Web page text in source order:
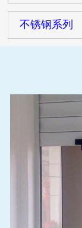
不锈钢系列